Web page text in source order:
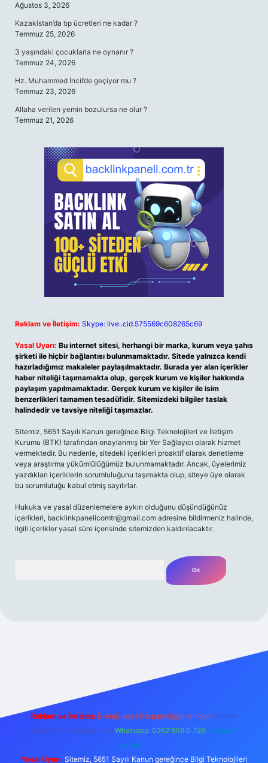
Ağustos 3, 2026
Kazakistan’da tıp ücretleri ne kadar ?
Temmuz 25, 2026
3 yaşındaki çocuklarla ne oynanır ?
Temmuz 24, 2026
Hz. Muhammed İncil’de geçiyor mu ?
Temmuz 23, 2026
Allaha verilen yemin bozulursa ne olur ?
Temmuz 21, 2026
Reklam ve İletişim: Skype: live:.cid.575569c608265c69
Yasal Uyarı: Bu internet sitesi, herhangi bir marka, kurum veya şahıs
şirketi ile hiçbir bağlantısı bulunmamaktadır. Sitede yalnızca kendi
hazırladığımız makaleler paylaşılmaktadır. Burada yer alan içerikler
haber niteliği taşımamakta olup, gerçek kurum ve kişiler hakkında
paylaşım yapılmamaktadır. Gerçek kurum ve kişiler ile isim
benzerlikleri tamamen tesadüfidir. Sitemizdeki bilgiler taslak
halindedir ve tavsiye niteliği taşımazlar.
Sitemiz, 5651 Sayılı Kanun gereğince Bilgi Teknolojileri ve İletişim
Kurumu (BTK) tarafından onaylanmış bir Yer Sağlayıcı olarak hizmet
vermektedir. Bu nedenle, sitedeki içerikleri proaktif olarak denetleme
veya araştırma yükümlülüğümüz bulunmamaktadır. Ancak, üyelerimiz
yazdıkları içeriklerin sorumluluğunu taşımakta olup, siteye üye olarak
bu sorumluluğu kabul etmiş sayılırlar.
Hukuka ve yasal düzenlemelere aykırı olduğunu düşündüğünüz
içerikleri, backlinkpanelicomtr@gmail.com adresine bildirmeniz halinde,
ilgili içerikler yasal süre içerisinde sitemizden kaldırılacaktır.
Reklam ve İletişim: E-mail: backlinkpaneli@gmail.com Teams:
forumhizmeti@gmail.com Whatsapp: 0262 606 0 726 Telegram:
@karabul
Yasal Uyarı: Sitemiz, 5651 Sayılı Kanun gereğince Bilgi Teknolojileri